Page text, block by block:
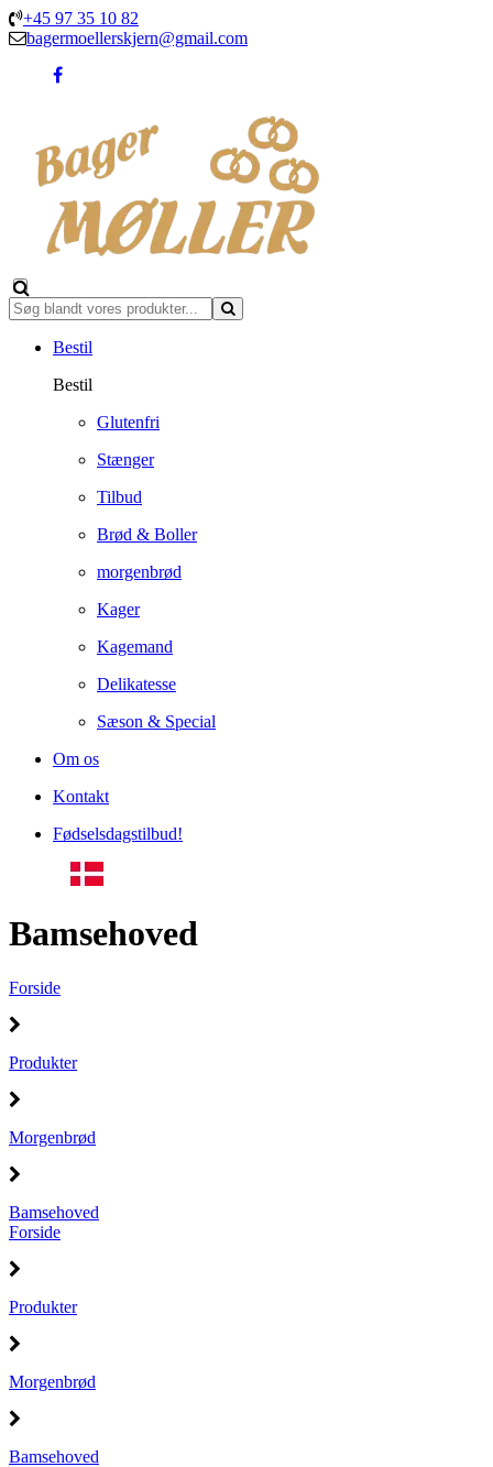
+45 97 35 10 82
bagermoellerskjern@gmail.com
Bestil
Bestil
Glutenfri
Stænger
Tilbud
Brød & Boller
morgenbrød
Kager
Kagemand
Delikatesse
Sæson & Special
Om os
Kontakt
Fødselsdagstilbud!
Bamsehoved
Forside
Produkter
Morgenbrød
Bamsehoved
Forside
Produkter
Morgenbrød
Bamsehoved